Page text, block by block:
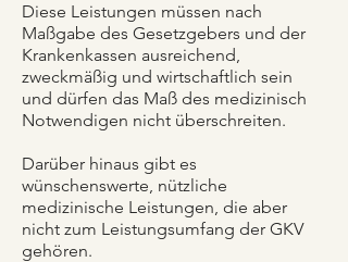
Diese Leistungen müssen nach
Maßgabe des Gesetzgebers und der
Krankenkassen ausreichend,
zweckmäßig und wirtschaftlich sein
und dürfen das Maß des medizinisch
Notwendigen nicht überschreiten.
Darüber hinaus gibt es
wünschenswerte, nützliche
medizinische Leistungen, die aber
nicht zum Leistungsumfang der GKV
gehören.